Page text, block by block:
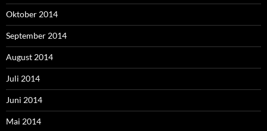
Oktober 2014
September 2014
August 2014
Juli 2014
Juni 2014
Mai 2014